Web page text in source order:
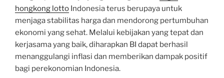
hongkong lotto Indonesia terus berupaya untuk
menjaga stabilitas harga dan mendorong pertumbuhan
ekonomi yang sehat. Melalui kebijakan yang tepat dan
kerjasama yang baik, diharapkan BI dapat berhasil
menanggulangi inflasi dan memberikan dampak positif
bagi perekonomian Indonesia.